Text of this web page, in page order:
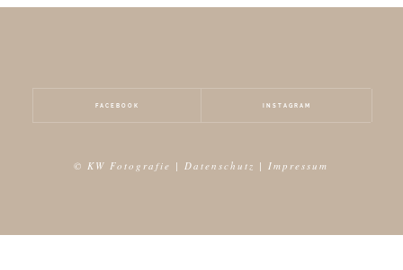
FACEBOOK INSTAGRAM
© KW Fotografie |Datenschutz |Impressum